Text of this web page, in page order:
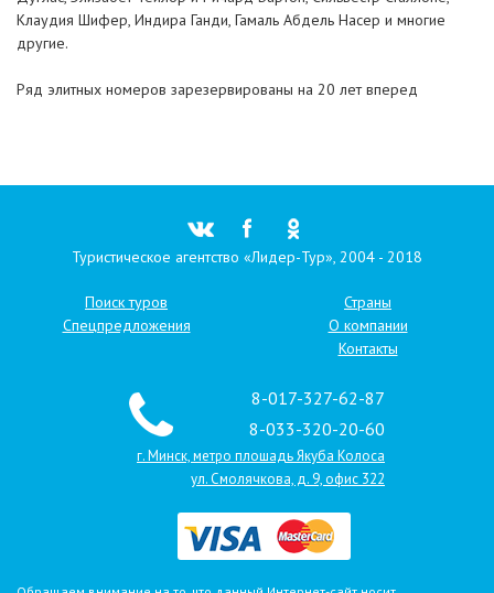
Клаудия Шифер, Индира Ганди, Гамаль Абдель Насер и многие
другие.
Ряд элитных номеров зарезервированы на 20 лет вперед
Туристическое агентство «Лидер-Тур», 2004 - 2018
Поиск туров
Спецпредложения
Страны
О компании
Контакты
8-017-327-62-87
8-033-320-20-60
г. Минск, метро плошадь Якуба Колоса
ул. Смолячкова, д. 9, офис 322